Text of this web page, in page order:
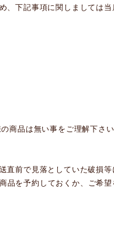
下記事項に関しましては
商品は無い事をご理解下さ
前で見落としていた破損
品を予約しておくか、ご希望